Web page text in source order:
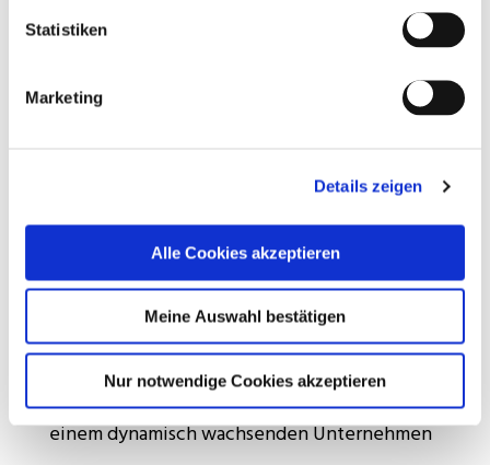
Statistiken
Marketing
Details zeigen
Alle Cookies akzeptieren
Meine Auswahl bestätigen
Nur notwendige Cookies akzeptieren
technischer Normen
Verhandlungssicherheit und
Eigenverantwortliches Arbeiten,
Entscheidungsstärke und unternehmerisches
Denken
Das Angebot
Mitwirkung an herausragenden Projekten in
einem dynamisch wachsenden Unternehmen